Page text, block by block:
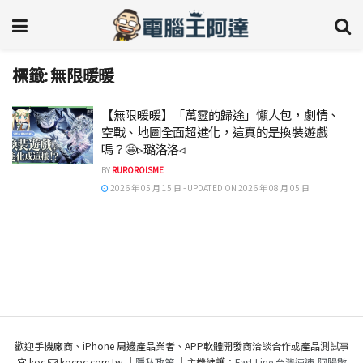
標籤:無限暖暖
【無限暖暖】「萬靈的歸途」懶人包，劇情、
空戰、地圖全面超進化，這真的是換裝遊戲
嗎？🤩▹璐洛洛◃
BY RUROROISME
2026 年 05 月 15 日 - UPDATED ON 2026 年 08 月 05 日
歡迎手機廠商、iPhone 周邊產品業者、APP軟體開發商洽談合作或產品測試事